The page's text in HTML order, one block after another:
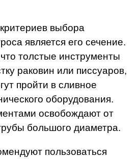
выбора
является его сечение.
толстые инструменты
раковин или писсуаров,
пройти в сливное
оборудования.
освобождают от
большого диаметра.
пользоваться